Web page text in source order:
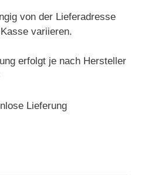
€.
von der Lieferadresse
variieren.
erfolgt je nach Hersteller
Lieferung